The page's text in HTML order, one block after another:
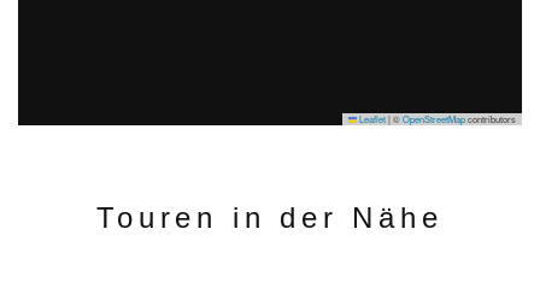
Leaflet|©OpenStreetMapcontributors
Touren in der Nähe